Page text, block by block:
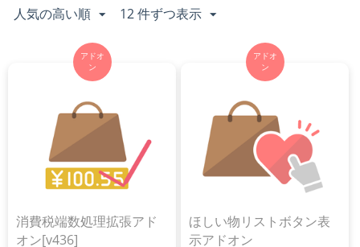
人気の高い順 12 件ずつ表示
アドオ
ン
消費税端数処理拡張アド
オン[v436]
アドオ
ン
ほしい物リストボタン表
示アドオン